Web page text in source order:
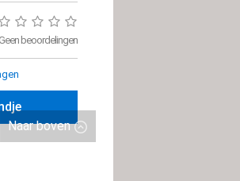
Geen beoordelingen
Naar boven